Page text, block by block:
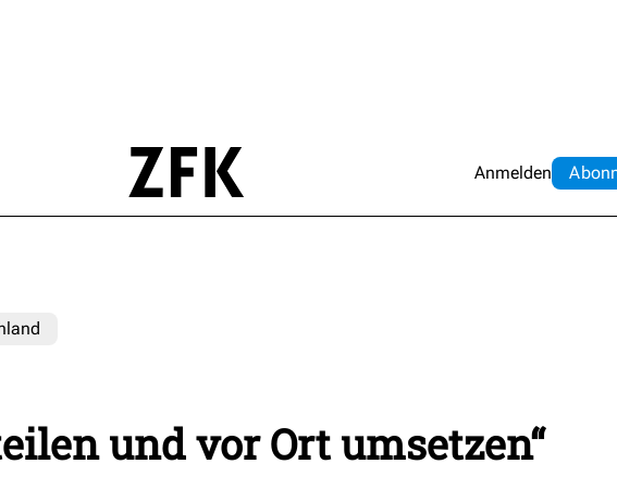
Anmelden Abo
und vor Ort umsetzen“